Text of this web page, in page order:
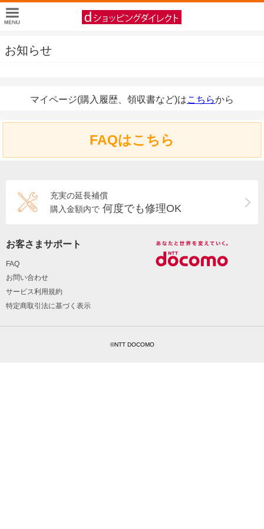
お知らせ
マイページ(購入履歴、領収書など)はこちらから
FAQはこちら
充実の延長補償
購入金額内で 何度でも修理OK
お客さまサポート
FAQ
お問い合わせ
サービス利用規約
特定商取引法に基づく表示
©NTT DOCOMO